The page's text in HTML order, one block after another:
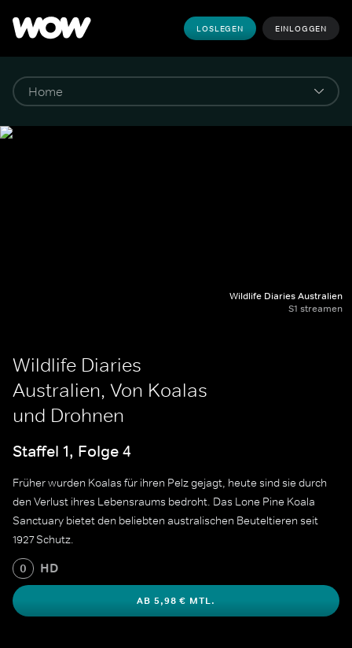
LOSLEGEN EINLOGGEN
Wildlife Diaries Australien
S1 streamen
Wildlife Diaries
Australien, Von Koalas
und Drohnen
Staffel 1, Folge 4
Früher wurden Koalas für ihren Pelz gejagt, heute sind sie durch
den Verlust ihres Lebensraums bedroht. Das Lone Pine Koala
Sanctuary bietet den beliebten australischen Beuteltieren seit
1927 Schutz.
0 HD
AB 5,98 € MTL.